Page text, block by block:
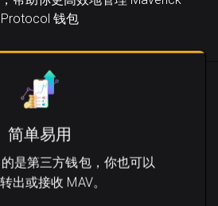
Protocol 钱包
简单易用
是第三方钱包，你也可以
出或接收 MAV。